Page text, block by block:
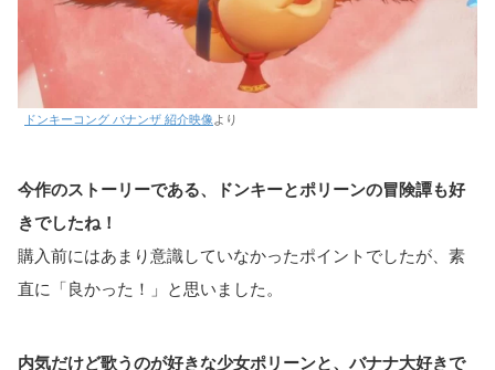
ドンキーコング バナンザ 紹介映像 より
今作のストーリーである、ドンキーとポリーンの冒険譚も好
きでしたね！
購入前にはあまり意識していなかったポイントでしたが、素
直に「良かった！」と思いました。
内気だけど歌うのが好きな少女ポリーンと、バナナ大好きで